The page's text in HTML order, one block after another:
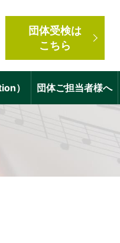
団体受検は
こちら
） 団体ご担当者様へ